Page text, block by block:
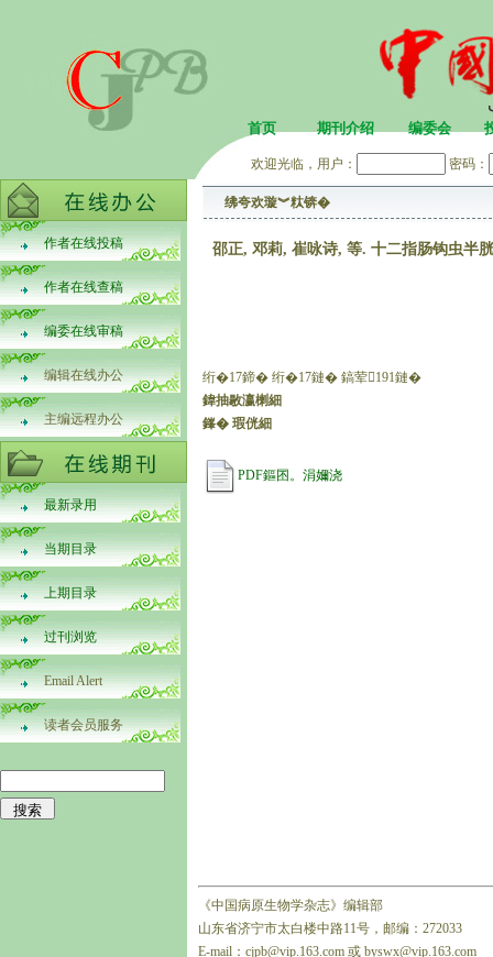
首页 期刊介绍 编委会
欢迎光临，用户： 密码：
作者在线投稿
作者在线查稿
编委在线审稿
编辑在线办公
主编远程办公
最新录用
当期目录
上期目录
过刊浏览
Email Alert
读者会员服务
绋夸欢璇︾粏锛�
邵正, 邓莉, 崔咏诗, 等. 十二指肠钩虫半
绗�17鍗� 绗�17鏈� 鎬荤191鏈�
鍏抽敭瀛楋細
鎽� 瑕侊細
PDF鏂囨。涓嬭浇
《中国病原生物学杂志》编辑部
山东省济宁市太白楼中路11号，邮编：272033
E-mail：cjpb@vip.163.com 或 byswx@vip.163.com